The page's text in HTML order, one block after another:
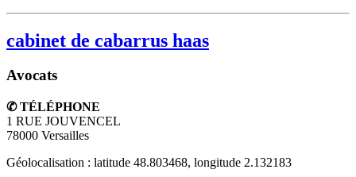
cabinet de cabarrus haas
Avocats
✆ TÉLÉPHONE
1 RUE JOUVENCEL
78000 Versailles
Géolocalisation : latitude 48.803468, longitude 2.132183